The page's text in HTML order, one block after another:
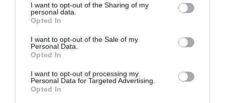
I want to opt-out of the Sharing of my
personal data.
Opted In
I want to opt-out of the Sale of my
Personal Data.
Opted In
I want to opt-out of processing my
Personal Data for Targeted Advertising.
Opted In
Dopo la vittoria del campionato di Seconda Categoria
arrivano le dimissioni di ChristianBrocchi
da allenatore
Zeta Milano